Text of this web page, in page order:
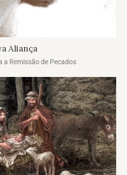
Aliança
a Remissão de Pecados